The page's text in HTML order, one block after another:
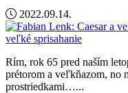
2022.09.14.
veľké sprisahanie
Rím, rok 65 pred naším
prétorom a veľkňazom, no
prostriedkami…...